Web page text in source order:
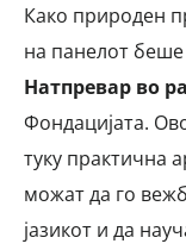
Како природен
на панелот
Натпревар во
Фондацијата.
туку практична
можат да го
јазикот и да